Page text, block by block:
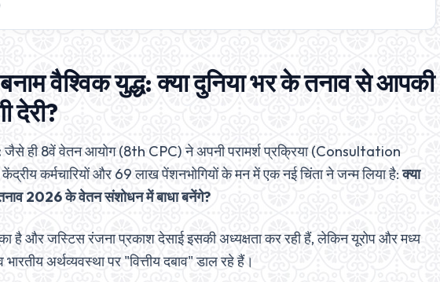
वैश्विक युद्ध: क्या दुनिया भर के तनाव से आपकी
देरी?
जैसे ही 8वें वेतन आयोग (8th CPC) ने अपनी परामर्श प्रक्रिया (Consultation
कर्मचारियों और 69 लाख पेंशनभोगियों के मन में एक नई चिंता ने जन्म लिया है:क्या
2026 के वेतन संशोधन में बाधा बनेंगे?
है और जस्टिस रंजना प्रकाश देसाई इसकी अध्यक्षता कर रही हैं, लेकिन यूरोप और मध्य
अर्थव्यवस्था पर "वित्तीय दबाव" डाल रहे हैं।